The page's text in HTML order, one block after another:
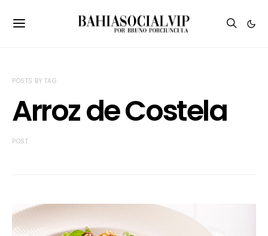
POSTS BY TAG
Arroz de Costela
POST